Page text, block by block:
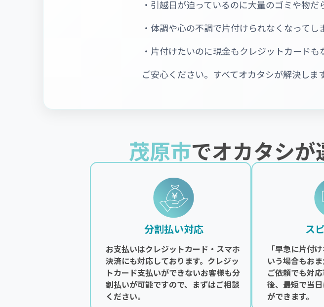
・引越日が迫っているのに大量のゴミや物だ
・体調や心の不調で片付けられなくなってし
・片付けたいのに現金もクレジットカードも
ご安心ください。すべてオカタシが解決しま
茂原市でオカタシ
分割払い対応
お支払いはクレジットカード・スマホ
決済にも対応しております。クレジッ
トカード支払いができないお客様も分
割払いが可能ですので、まずはご相談
ください。
ス
「早急に片付
いう場合もお
ご依頼でも対
後、最短で当
ができます。